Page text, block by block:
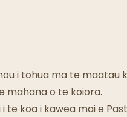
i tohua ma te maatau
mahana o te koiora.
koa i kawea mai e